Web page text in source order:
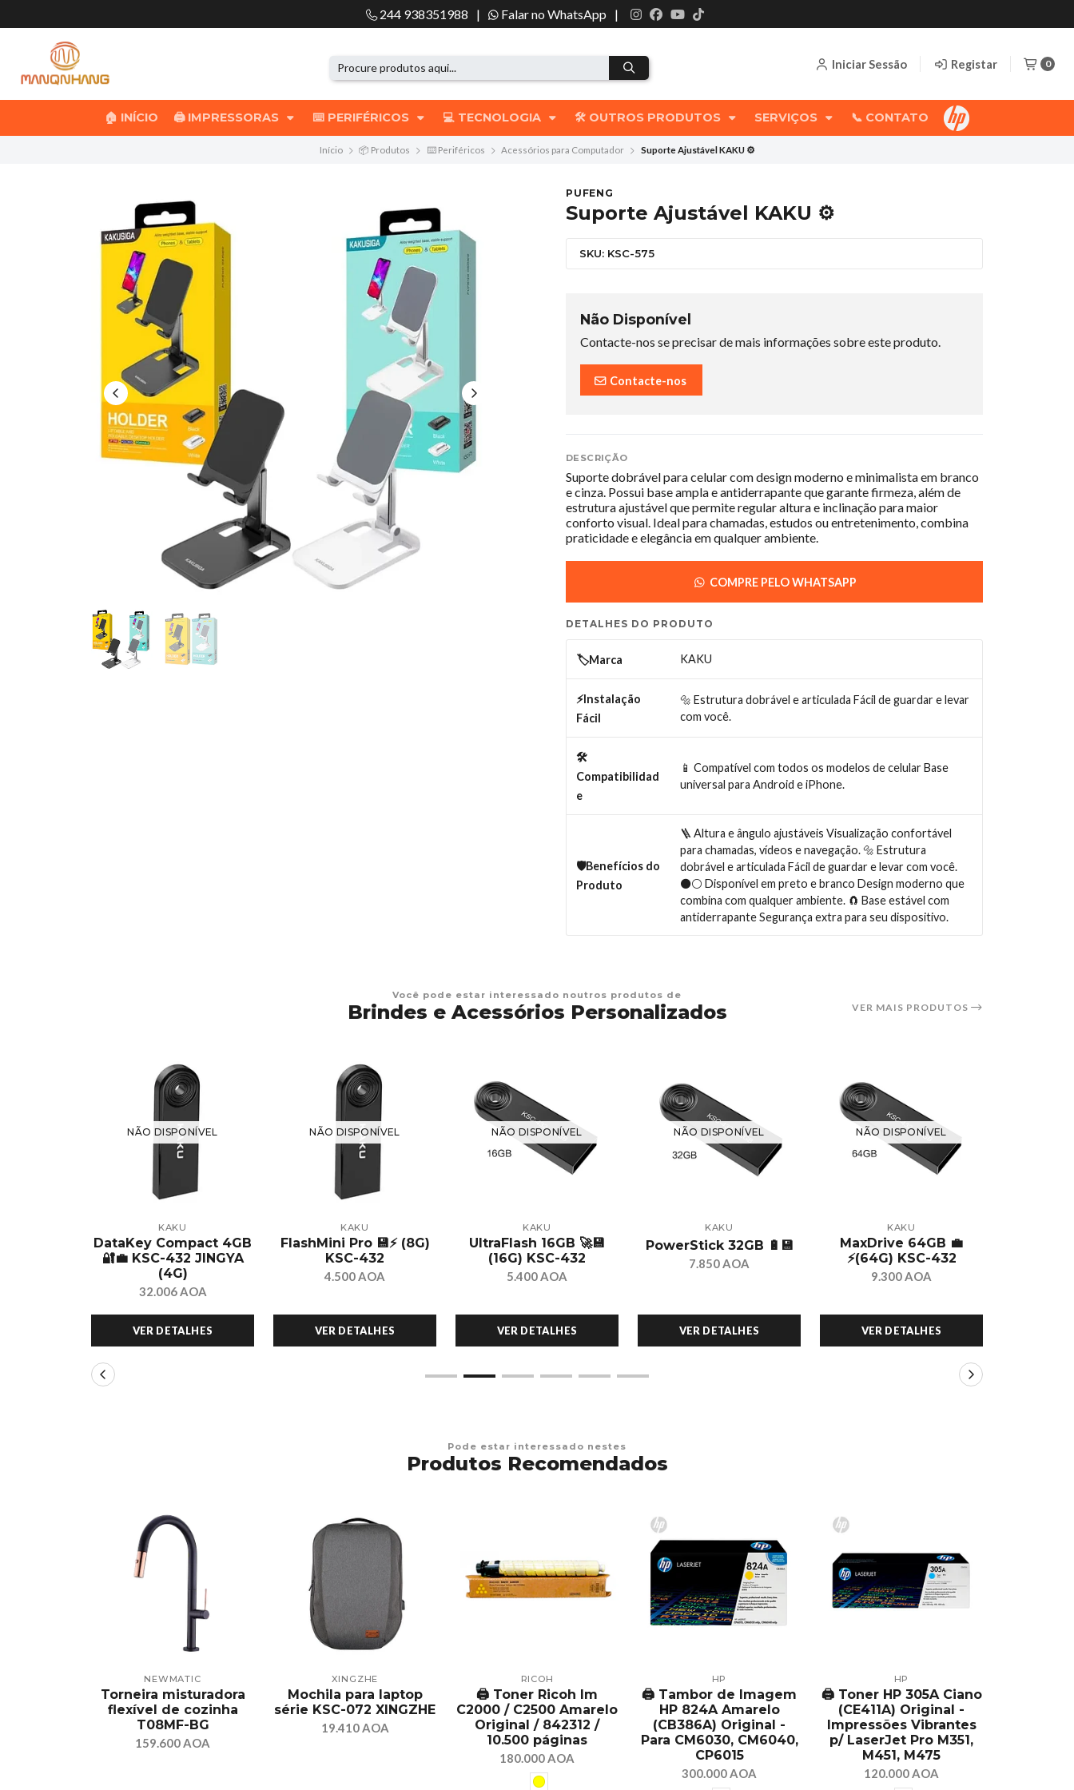
244 938351988 | Falar no WhatsApp |
Iniciar Sessão Registar 0
🏠 INÍCIO 🖨️ IMPRESSORAS ⌨️ PERIFÉRICOS 💻 TECNOLOGIA 🛠️ OUTROS PRODUTOS SERVIÇOS 📞 CONTATO
Início 📦 Produtos ⌨️ Periféricos Acessórios para Computador Suporte Ajustável KAKU ⚙️
PUFENG
Suporte Ajustável KAKU ⚙️
SKU: KSC-575
Não Disponível
Contacte-nos se precisar de mais informações sobre este produto.
Contacte-nos
DESCRIÇÃO
Suporte dobrável para celular com design moderno e minimalista em branco
e cinza. Possui base ampla e antiderrapante que garante firmeza, além de
estrutura ajustável que permite regular altura e inclinação para maior
conforto visual. Ideal para chamadas, estudos ou entretenimento, combina
praticidade e elegância em qualquer ambiente.
COMPRE PELO WHATSAPP
DETALHES DO PRODUTO
🏷️Marca KAKU
⚡Instalação
Fácil
🔩 Estrutura dobrável e articulada Fácil de guardar e levar
com você.
🛠
Compatibilidad
e
📱 Compatível com todos os modelos de celular Base
universal para Android e iPhone.
🛡️Benefícios do
Produto
🪜 Altura e ângulo ajustáveis Visualização confortável
para chamadas, vídeos e navegação. 🔩 Estrutura
dobrável e articulada Fácil de guardar e levar com você.
⚫⚪ Disponível em preto e branco Design moderno que
combina com qualquer ambiente. 🧲 Base estável com
antiderrapante Segurança extra para seu dispositivo.
Você pode estar interessado noutros produtos de
Brindes e Acessórios Personalizados VER MAIS PRODUTOS
NÃO DISPONÍVEL
KAKU
DataKey Compact 4GB
🔐💼 KSC-432 JINGYA
(4G)
32.006 AOA
VER DETALHES
NÃO DISPONÍVEL
KAKU
FlashMini Pro 💾⚡ (8G)
KSC-432
4.500 AOA
VER DETALHES
NÃO DISPONÍVEL
KAKU
UltraFlash 16GB 🚀💾
(16G) KSC-432
5.400 AOA
VER DETALHES
NÃO DISPONÍVEL
KAKU
PowerStick 32GB 🔋💾
7.850 AOA
VER DETALHES
NÃO DISPONÍVEL
KAKU
MaxDrive 64GB 💼
⚡(64G) KSC-432
9.300 AOA
VER DETALHES
Pode estar interessado nestes
Produtos Recomendados
NEWMATIC
Torneira misturadora
flexível de cozinha
T08MF-BG
159.600 AOA
XINGZHE
Mochila para laptop
série KSC-072 XINGZHE
19.410 AOA
RICOH
🖨️ Toner Ricoh Im
C2000 / C2500 Amarelo
Original / 842312 /
10.500 páginas
180.000 AOA
HP
🖨️ Tambor de Imagem
HP 824A Amarelo
(CB386A) Original -
Para CM6030, CM6040,
CP6015
300.000 AOA
HP
🖨️ Toner HP 305A Ciano
(CE411A) Original -
Impressões Vibrantes
p/ LaserJet Pro M351,
M451, M475
120.000 AOA